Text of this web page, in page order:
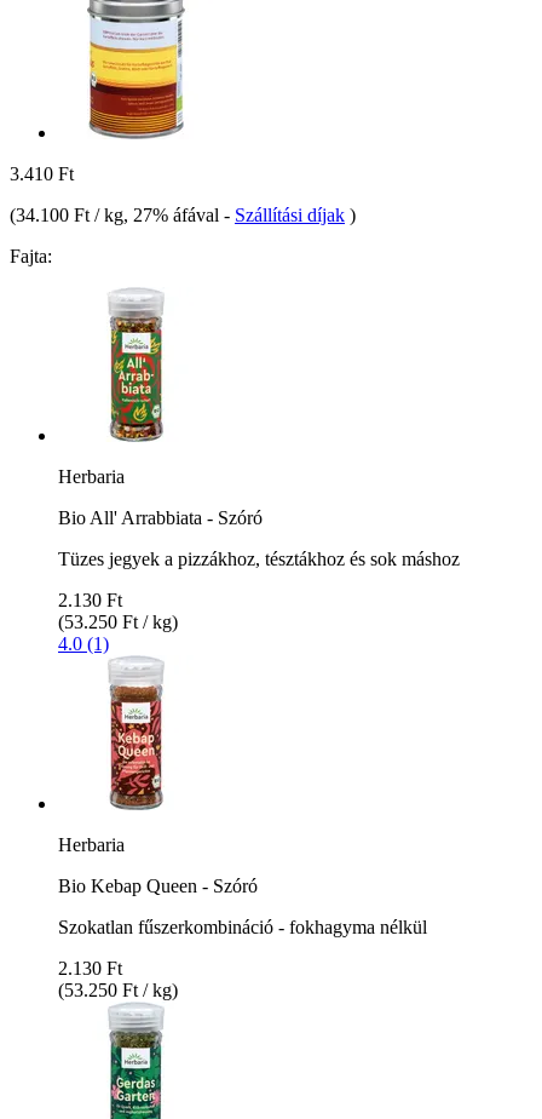
3.410 Ft
(34.100 Ft / kg, 27% áfával - Szállítási díjak )
Fajta:
Herbaria
Bio All' Arrabbiata - Szóró
Tüzes jegyek a pizzákhoz, tésztákhoz és sok máshoz
2.130 Ft
(53.250 Ft / kg)
4.0 (1)
Herbaria
Bio Kebap Queen - Szóró
Szokatlan fűszerkombináció - fokhagyma nélkül
2.130 Ft
(53.250 Ft / kg)